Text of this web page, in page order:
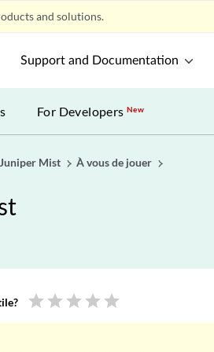
and solutions.
Support and Documentation
For DevelopersNew
Mist À vous de jouer
star star star star star